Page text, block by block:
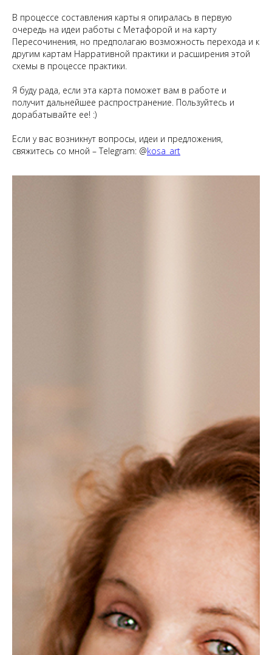
В процессе составления карты я опиралась в первую
очередь на идеи работы с Метафорой и на карту
Пересочинения, но предполагаю возможность перехода и к
другим картам Нарративной практики и расширения этой
схемы в процессе практики.
Я буду рада, если эта карта поможет вам в работе и
получит дальнейшее распространение. Пользуйтесь и
дорабатывайте ее! :)
Если у вас возникнут вопросы, идеи и предложения,
свяжитесь со мной – Telegram: @kosa_art